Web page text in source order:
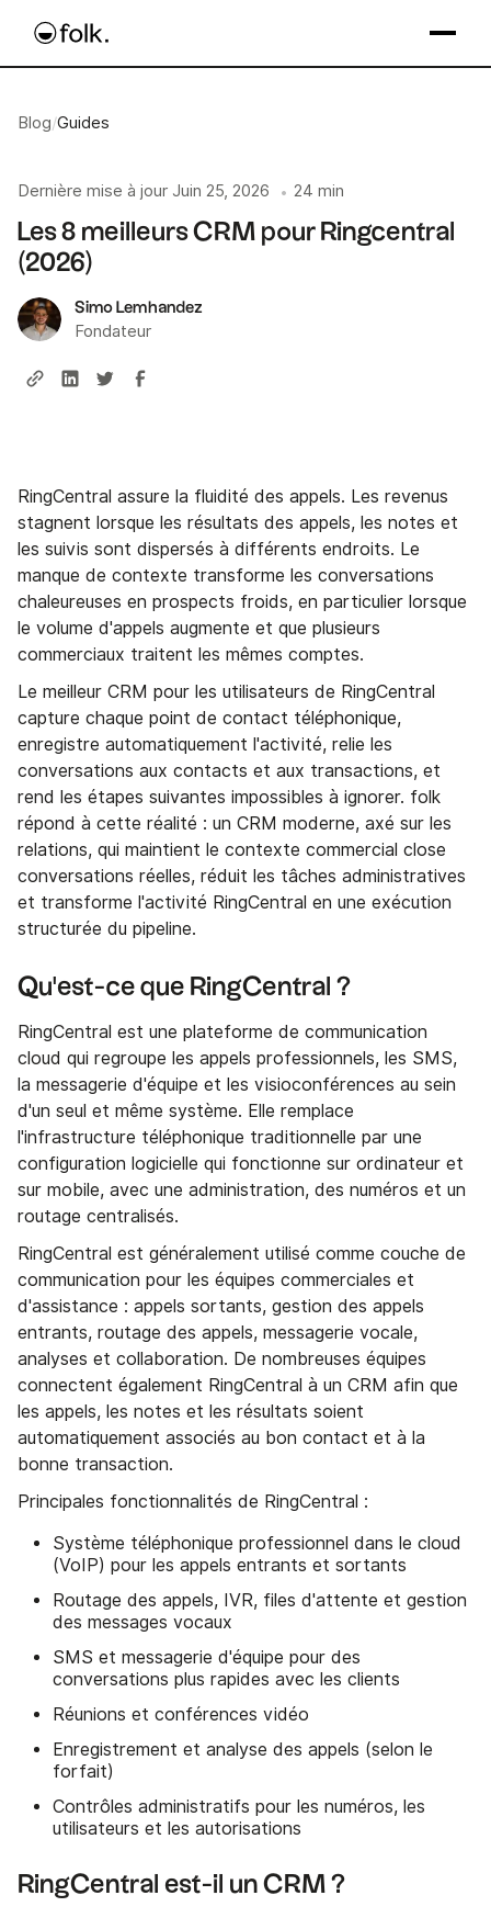
Blog/Guides
Dernière mise à jour Juin 25, 2026 • 24 min
Les 8 meilleurs CRM pour Ringcentral
(2026)
Simo Lemhandez
Fondateur
RingCentral assure la fluidité des appels. Les revenus
stagnent lorsque les résultats des appels, les notes et
les suivis sont dispersés à différents endroits. Le
manque de contexte transforme les conversations
chaleureuses en prospects froids, en particulier lorsque
le volume d'appels augmente et que plusieurs
commerciaux traitent les mêmes comptes.
Le meilleur CRM pour les utilisateurs de RingCentral
capture chaque point de contact téléphonique,
enregistre automatiquement l'activité, relie les
conversations aux contacts et aux transactions, et
rend les étapes suivantes impossibles à ignorer. folk
répond à cette réalité : un CRM moderne, axé sur les
relations, qui maintient le contexte commercial close
conversations réelles, réduit les tâches administratives
et transforme l'activité RingCentral en une exécution
structurée du pipeline.
Qu'est-ce que RingCentral ?
RingCentral est une plateforme de communication
cloud qui regroupe les appels professionnels, les SMS,
la messagerie d'équipe et les visioconférences au sein
d'un seul et même système. Elle remplace
l'infrastructure téléphonique traditionnelle par une
configuration logicielle qui fonctionne sur ordinateur et
sur mobile, avec une administration, des numéros et un
routage centralisés.
RingCentral est généralement utilisé comme couche de
communication pour les équipes commerciales et
d'assistance : appels sortants, gestion des appels
entrants, routage des appels, messagerie vocale,
analyses et collaboration. De nombreuses équipes
connectent également RingCentral à un CRM afin que
les appels, les notes et les résultats soient
automatiquement associés au bon contact et à la
bonne transaction.
Principales fonctionnalités de RingCentral :
Système téléphonique professionnel dans le cloud
(VoIP) pour les appels entrants et sortants
Routage des appels, IVR, files d'attente et gestion
des messages vocaux
SMS et messagerie d'équipe pour des
conversations plus rapides avec les clients
Réunions et conférences vidéo
Enregistrement et analyse des appels (selon le
forfait)
Contrôles administratifs pour les numéros, les
utilisateurs et les autorisations
RingCentral est-il un CRM ?